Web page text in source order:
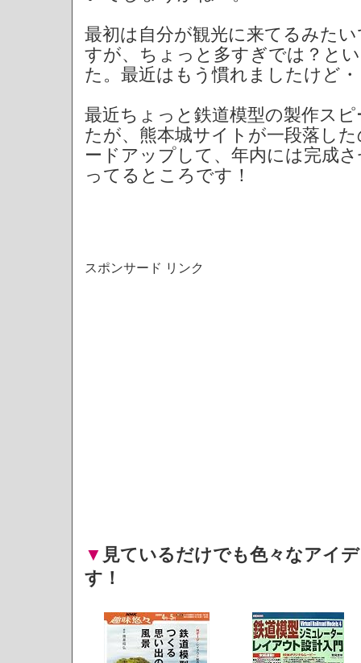
最初は自分が観光に来てるみた
すが、ちょっと多すぎでは？と
た。最近はもう慣れましたけど
最近ちょっと鉄道模型の製作ス
たが、熊本城サイトが一段落し
ードアップして、年内には完成
ってるところです！
スポンサード リンク
▼ 見ているだけでも色々なアイ
す！